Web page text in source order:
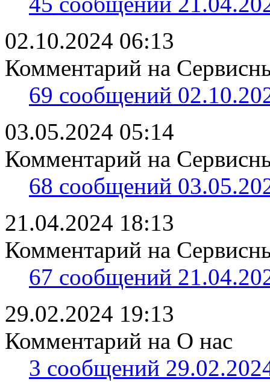
02.10.2024 06:13
Комментарий на
69 сообщений
03.05.2024 05:14
Комментарий на
68 сообщений
21.04.2024 18:13
Комментарий на
67 сообщений
29.02.2024 19:13
Комментарий на О нас
3 сообщений